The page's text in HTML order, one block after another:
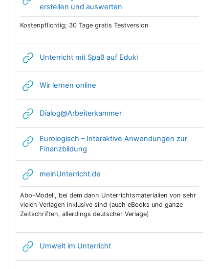
erstellen und auswerten
Kostenpflichtig; 30 Tage gratis Testversion
Unterricht mit Spaß auf EdukiLink/URL
Wir lernen online
Dialog@ArbeiterkammerLink/URL
Eurologisch – Interaktive Anwendungen zur
Finanzbildung
meinUnterricht.de
Abo-Modell, bei dem dann Unterrichtsmaterialien von sehr
vielen Verlagen inklusive sind (auch eBooks und ganze
Zeitschriften, allerdings deutscher Verlage)
Umwelt im UnterrichtLink/URL